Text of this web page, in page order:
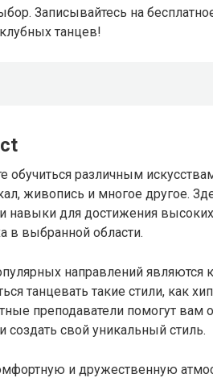
Записывайтесь на
танцев!
различным
живопись и многое другое.
навыки для достижения высоких
в выбранной области.
направлений являются
танцевать такие стили, как
преподаватели помогут вам
свой уникальный стиль.
и дружественную